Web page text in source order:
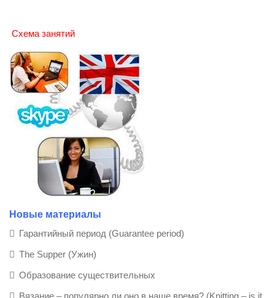
Схема занятий
Новые материалы
Гарантийный период (Guarantee period)
The Supper (Ужин)
Образование существительных